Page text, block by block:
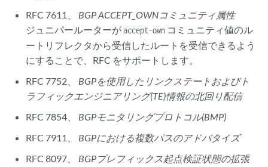
RFC 7611、 BGP ACCEPT_OWNコミュニティ属性
ジュニパールーターがaccept-own コミュニティ値のル
ートリフレクタから受信したルートを受信できるよう
にすることで、RFC をサポートします。
RFC 7752、 BGPを使用したリンクステートおよびト
ラフィックエンジニアリング(TE)情報の北回り配信
RFC 7854、 BGPモニタリングプロトコル(BMP)
RFC 7911、 BGPにおける複数パスのアドバタイズ
RFC 8097、 BGPプレフィックス起点検証状態の拡張